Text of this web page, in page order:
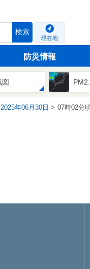
検索
現在地
防災情報
図
2025年06月30日 07時02分